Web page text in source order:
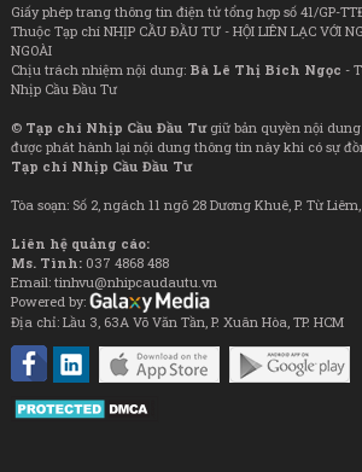
Giấy phép trang thông tin điện tử tổng hợp số 41/GP-
Thuộc Tạp chí NHỊP CẦU ĐẦU TƯ - HỘI LIÊN LẠC VỚI
NGOÀI
Chịu trách nhiệm nội dung: Bà Lê Thị Bích Ngọc -
Nhịp Cầu Đầu Tư
© Tạp chí Nhịp Cầu Đầu Tưgiữ bản quyền nội
được phát hành lại nội dung thông tin này khi có sự
Tạp chí Nhịp Cầu Đầu Tư
Tòa soạn: Số 2, ngách 11 ngõ 28 Dương Khuê, P. Từ
Liên hệ quảng cáo:
Ms. Tình: 037 4868 488
Email: tinhvu@nhipcaudautu.vn
Powered by:
Địa chỉ: Lầu 3, 63A Võ Văn Tần, P. Xuân Hòa, TP. HCM